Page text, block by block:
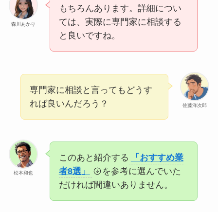
森川あかり
もちろんあります。詳細につい
ては、実際に専門家に相談する
と良いですね。
佐藤洋次郎
専門家に相談と言ってもどうす
れば良いんだろう？
松本和也
このあと紹介する
「おすすめ業
者8選」
を参考に選んでいた
だければ間違いありません。